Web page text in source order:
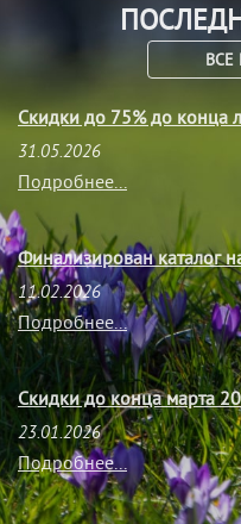
ВСЕ
Скидки до 75% до конца
31.05.2026
Подробнее...
Финализирован каталог
11.02.2026
Подробнее...
Скидки до конца марта
23.01.2026
Подробнее...